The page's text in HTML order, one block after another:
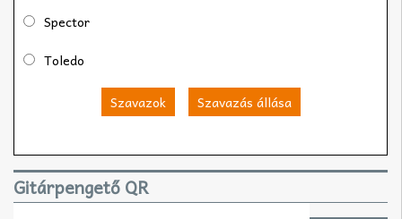
Spector
Toledo
Szavazok Szavazás állása
Gitárpengető QR